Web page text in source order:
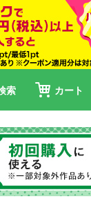
索 カート